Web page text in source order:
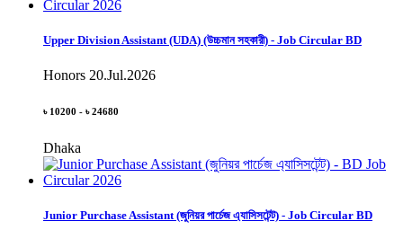
Upper Division Assistant (UDA) (উচ্চমান সহকারী) - Job Circular BD
Honors 20.Jul.2026
৳ 10200 - ৳ 24680
Dhaka
Junior Purchase Assistant (জুনিয়র পার্চেজ এ্যাসিসটেন্ট) - Job Circular BD